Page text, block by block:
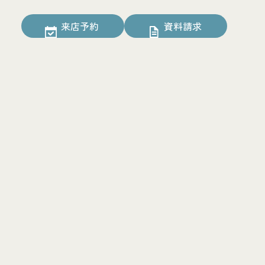
来店予約 資料請求